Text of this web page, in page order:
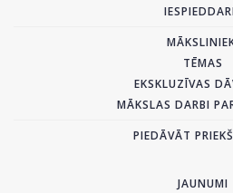
TĒMAS
EKSKLUZĪVAS
MĀKSLAS DARBI
PIEDĀVĀT
JAUNUMI